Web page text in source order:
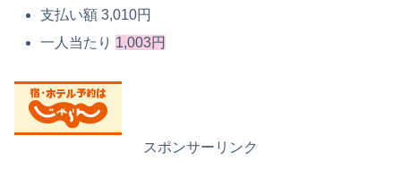
支払い額 3,010円
一人当たり 1,003円
スポンサーリンク